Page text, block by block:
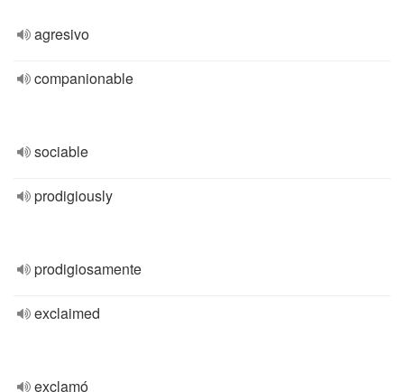
agresivo
companionable
sociable
prodigiously
prodigiosamente
exclaimed
exclamó